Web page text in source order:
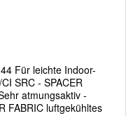
Für leichte Indoor-
SRC - SPACER
atmungsaktiv -
FABRIC luftgekühltes